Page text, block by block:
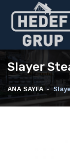
Slayer
ANA SAYFA